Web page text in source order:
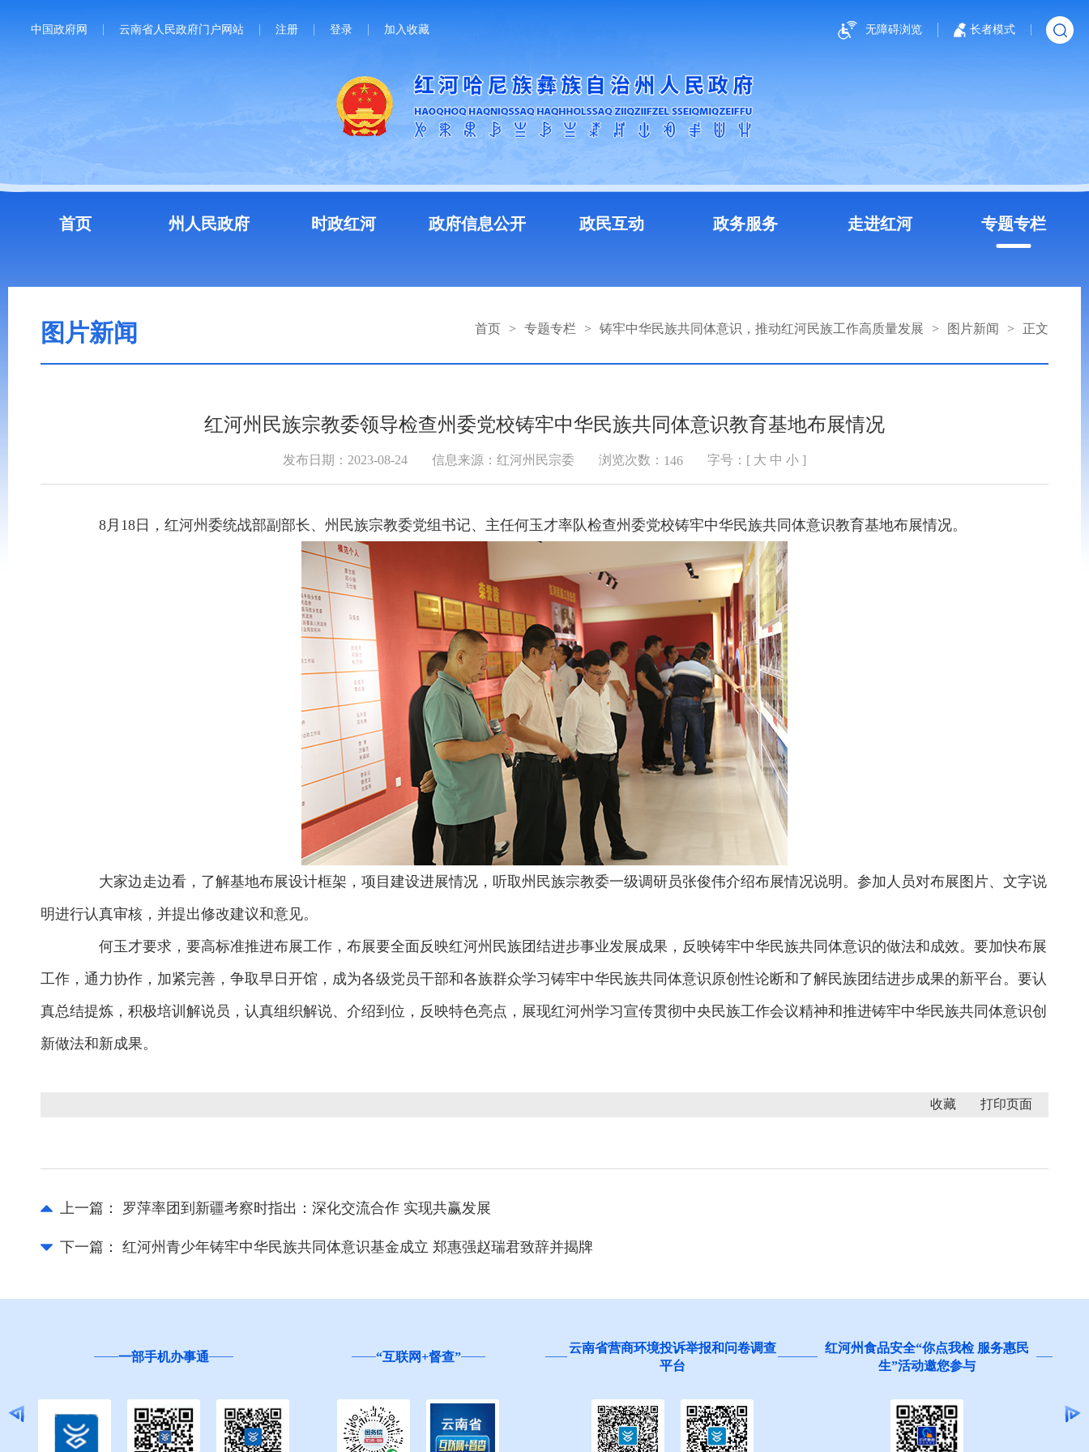
中国政府网 云南省人民政府门户网站 注册 登录 加入收藏 无障碍浏览 长者模式
首页 州人民政府 时政红河 政府信息公开 政民互动 政务服务 走进红河 专题专栏
图片新闻 首页 > 专题专栏 > 铸牢中华民族共同体意识，推动红河民族工作高质量发展 > 图片新闻 > 正文
红河州民族宗教委领导检查州委党校铸牢中华民族共同体意识教育基地布展情况
发布日期：2023-08-24 信息来源：红河州民宗委 浏览次数： 146 字号：[ 大 中 小 ]
8月18日，红河州委统战部副部长、州民族宗教委党组书记、主任何玉才率队检查州委党校铸牢中华民族共同体意识教育基地布展情况。
大家边走边看，了解基地布展设计框架，项目建设进展情况，听取州民族宗教委一级调研员张俊伟介绍布展情况说明。参加人员对布展图片、文字说
明进行认真审核，并提出修改建议和意见。
何玉才要求，要高标准推进布展工作，布展要全面反映红河州民族团结进步事业发展成果，反映铸牢中华民族共同体意识的做法和成效。要加快布展
工作，通力协作，加紧完善，争取早日开馆，成为各级党员干部和各族群众学习铸牢中华民族共同体意识原创性论断和了解民族团结进步成果的新平台。要认
真总结提炼，积极培训解说员，认真组织解说、介绍到位，反映特色亮点，展现红河州学习宣传贯彻中央民族工作会议精神和推进铸牢中华民族共同体意识创
新做法和新成果。
收藏
上一篇： 罗萍率团到新疆考察时指出：深化交流合作 实现共赢发展
下一篇： 红河州青少年铸牢中华民族共同体意识基金成立 郑惠强赵瑞君致辞并揭牌
一部手机办事通 “互联网+督查”
云南省营商环境投诉举报和问卷调查
平台
红河州食品安全“你点我检 服务惠民
生”活动邀您参与